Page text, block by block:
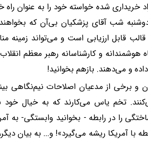
شده خواسته خود را به عنوان راه
شب آقای پزشکیان بی‌آن که
قابل ارزیابی است و می‌تواند زمینه
و کارشناسانه رهبر معظم انقلاب
و می‌دهند. بازهم بخوانید!
و برخی از مدعیان اصلاحات نیم‌نگاهی
تخم یاس می‌کارند که به خیال خود
را در رابطه - بخوانید وابستگی‌- به
با آمریکا ریشه می‌گیرد»‌! و... به بیان